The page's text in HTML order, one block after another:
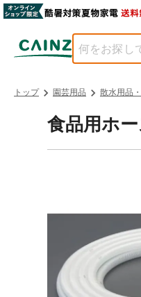
トップ 園芸用品 散水用品
食品用ホ